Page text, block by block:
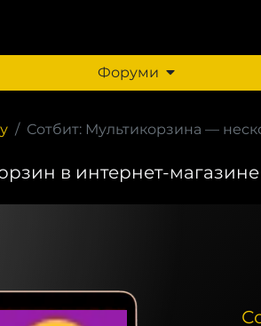
Форуми
Сотбит: Мультикорзина —
в интернет-магазине